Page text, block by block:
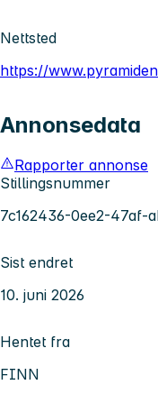
Nettsted
https://
Annonsedata
Rapporter annonse
Stillingsnummer
7c162436-0ee2-47af-
Sist endret
10. juni 2026
Hentet fra
FINN